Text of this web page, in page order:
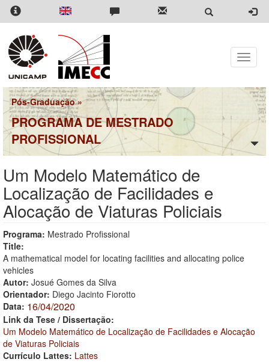
Pular
para
conteúdo
principal
Toggle
Pós-Graduação»
PROGRAMA DE MESTRADO
PROFISSIONAL
Um Modelo Matemático de
Localização de Facilidades e
Alocação de Viaturas Policiais
Programa: Mestrado Profissional
Title:
A mathematical model for locating facilities and allocating police
vehicles
Autor: Josué Gomes da Silva
Orientador: Diego Jacinto Fiorotto
Data: 16/04/2020
Link da Tese / Dissertação:
Um Modelo Matemático de Localização de Facilidades e Alocação
de Viaturas Policiais
Currículo Lattes: Lattes